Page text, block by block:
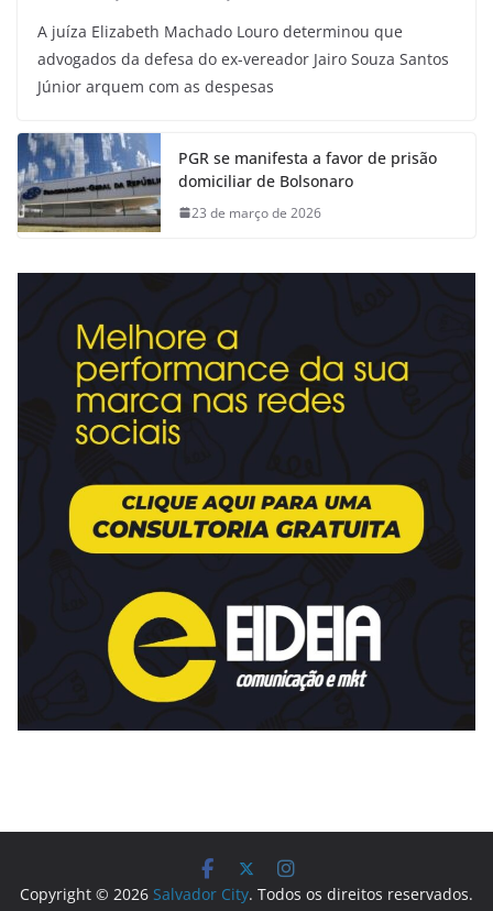
A juíza Elizabeth Machado Louro determinou que
advogados da defesa do ex-vereador Jairo Souza Santos
Júnior arquem com as despesas
PGR se manifesta a favor de prisão
domiciliar de Bolsonaro
23 de março de 2026
Copyright © 2026 Salvador City. Todos os direitos reservados.